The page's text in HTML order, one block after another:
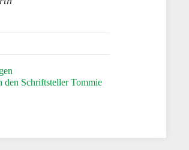
den Schriftsteller Tommie